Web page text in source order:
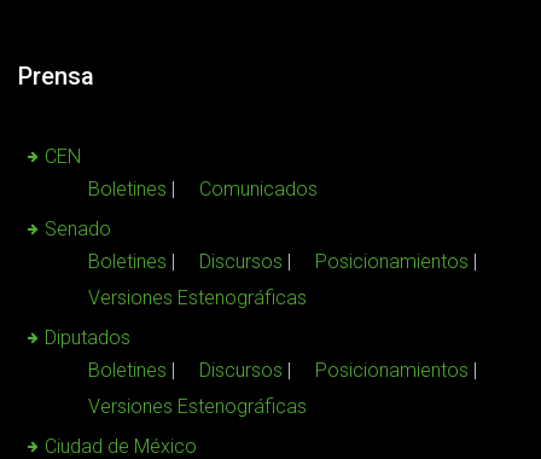
Prensa
CEN
Boletines
Comunicados
Senado
Boletines
Discursos
Posicionamientos
Versiones Estenográficas
Diputados
Boletines
Discursos
Posicionamientos
Versiones Estenográficas
Ciudad de México